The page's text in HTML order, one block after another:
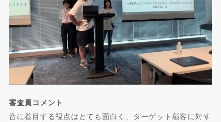
審査員コメント
音に着目する視点はとても面白く、ターゲット顧客に対す